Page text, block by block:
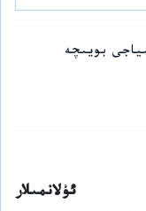
بويىچە
ئۇلانمىلار